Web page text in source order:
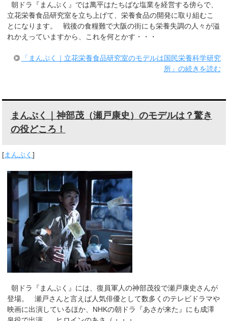
朝ドラ『まんぷく』では萬平はたちばな塩業を経営する傍らで、
立花栄養食品研究室を立ち上げて、栄養食品の開発に取り組むこ
とになります。 戦後の食糧難で大阪の街にも栄養失調の人々が溢
れかえっていますから、これを何とかす・・・
「まんぷく｜立花栄養食品研究室のモデルは国民栄養科学研究
所」の続きを読む
まんぷく｜神部茂（瀬戸康史）のモデルは？驚き
の役どころ！
[まんぷく]
朝ドラ『まんぷく』には、復員軍人の神部茂役で瀬戸康史さんが
登場。 瀬戸さんと言えば人気俳優として数多くのテレビドラマや
映画に出演しているほか、NHKの朝ドラ『あさが来た』にも成澤